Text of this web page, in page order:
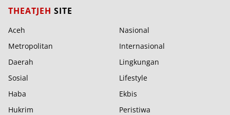
THEATJEH SITE
Aceh
Nasional
Metropolitan
Internasional
Daerah
Lingkungan
Sosial
Lifestyle
Haba
Ekbis
Hukrim
Peristiwa